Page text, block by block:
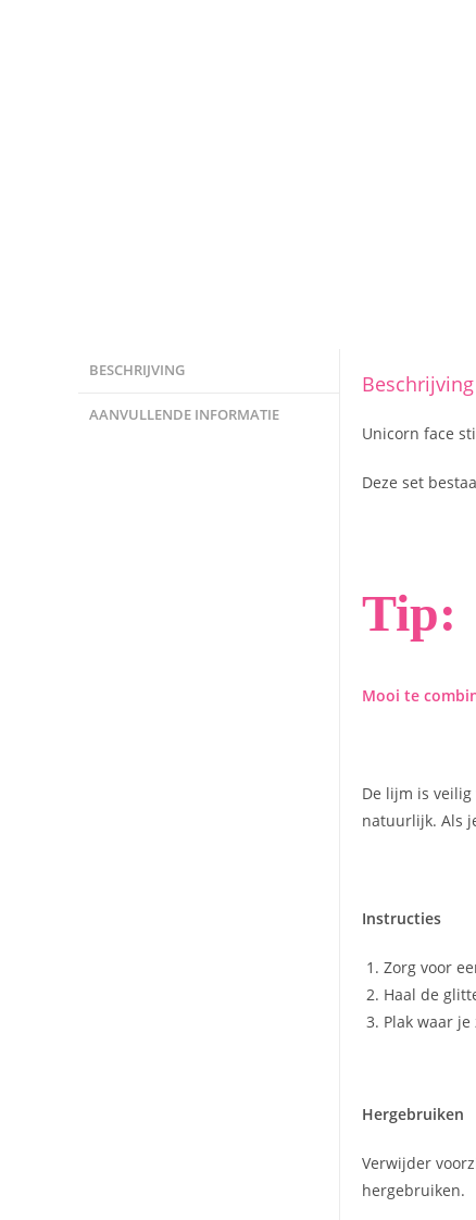
BESCHRIJVING
AANVULLENDE INFORMATIE
Beschrijving
Unicorn face
Deze set
Tip:
Mooi te
De lijm is
natuurlijk. Als
Instructies
Zorg voor
Haal de
Plak waar
Hergebruiken
Verwijder
hergebruiken.